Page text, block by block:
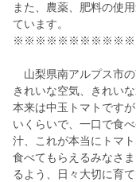
また、農薬、肥料の使
ています。
山梨県南アルプス市の
きれいな空気、きれい
本来は中玉トマトです
いくらいで、一口で食
汁、これが本当にトマ
食べてもらえるみなさ
るよう、日々大切に育て